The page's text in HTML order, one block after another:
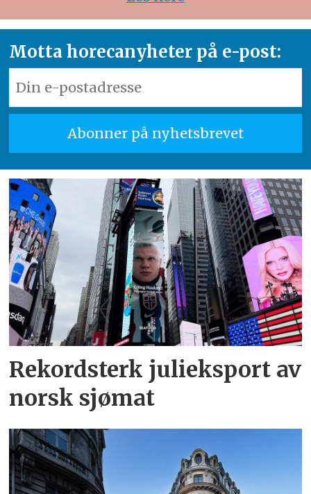
Motta horecanyheter på e-post:
Rekordsterk julieksport av
norsk sjømat